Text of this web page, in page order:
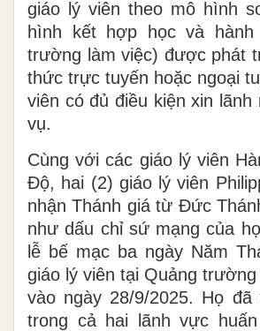
giáo lý viên theo mô hình
hình kết hợp học và hành
trường làm việc) được phát
thức trực tuyến hoặc ngoại
viên có đủ điều kiện xin
vụ.
Cùng với các giáo lý viên
Độ, hai (2) giáo lý viên
nhận Thánh giá từ Đức
như dấu chỉ sứ mạng của
lễ bế mạc ba ngày Năm
giáo lý viên tại Quảng trường
vào ngày 28/9/2025. Họ
trong cả hai lãnh vực